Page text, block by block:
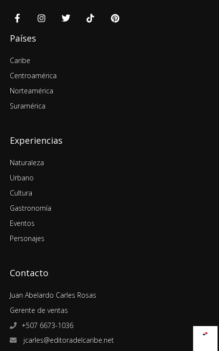
Países
Caribe
Centroamérica
Norteamérica
Suramérica
Experiencias
Naturaleza
Urbano
Cultura
Gastronomía
Eventos
Personajes
Contacto
Juan Abelardo Carles Rosas
Gerente de ventas
+507 6673-1036
jcarles@editoradelcaribe.net